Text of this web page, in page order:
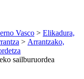
Vasco > Elikadura,
> Arrantzako,
sailburuordea